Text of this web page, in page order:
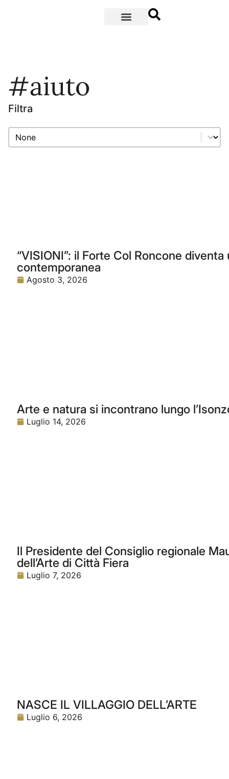
#aiuto
Filtra
Filtra
Filtra
“VISIONI”: il Forte Col Roncone
contemporanea
Agosto 3, 2026
Arte e natura si incontrano lungo
Luglio 14, 2026
Il Presidente del Consiglio regionale
dell’Arte di Città Fiera
Luglio 7, 2026
NASCE IL VILLAGGIO DELL’ARTE
Luglio 6, 2026